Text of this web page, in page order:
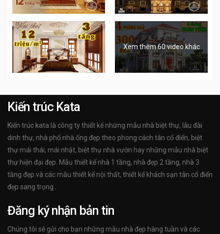
Xem thêm 60 video khác
Kiến trúc Kata
Kiến trúc kata là công ty thiết kế những mẫu nhà biệt thự, lâu đài
dinh thự, nhà phố nhà ống đẹp theo phong cách tân cổ điển, biệt
thự mái thái, mái nhật, biệt thự nhà vườn hay những mẫu nhà biệt
thự hiện đại đẹp. Mẫu thiết kế nhà 1 tầng, nhà đẹp 2 tầng, nhà 3
tầng đẹp và các mẫu thiết kế nội thất, thiết kế khách sạn tân cổ điển
đẹp sang trọng
Đăng ký nhận bản tin
Chúng tôi sẽ gửi cho bạn những mẫu nhà đẹp hàng tuần và các